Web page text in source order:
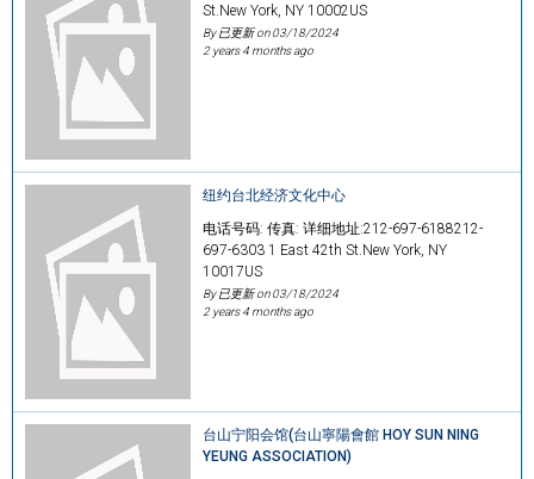
St.New York, NY 10002US
By 已更新 on03/18/2024
2 years 4 months ago
纽约台北经济文化中心
电话号码: 传真: 详细地址:212-697-6188212-
697-6303 1 East 42th St.New York, NY
10017US
By 已更新 on03/18/2024
2 years 4 months ago
台山宁阳会馆(台山寧陽會館 HOY SUN NING
YEUNG ASSOCIATION)